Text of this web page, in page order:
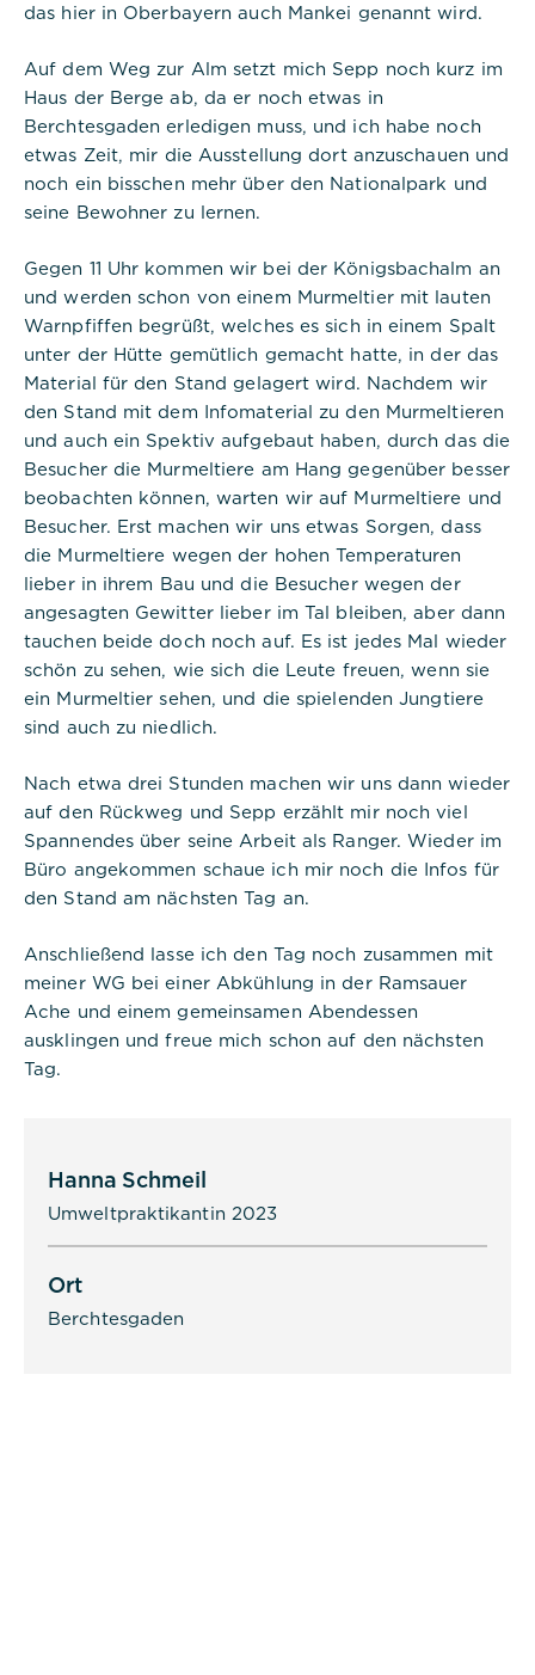
das hier in Oberbayern auch Mankei genannt wird.
Auf dem Weg zur Alm setzt mich Sepp noch kurz im
Haus der Berge ab, da er noch etwas in
Berchtesgaden erledigen muss, und ich habe noch
etwas Zeit, mir die Ausstellung dort anzuschauen und
noch ein bisschen mehr über den Nationalpark und
seine Bewohner zu lernen.
Gegen 11 Uhr kommen wir bei der Königsbachalm an
und werden schon von einem Murmeltier mit lauten
Warnpfiffen begrüßt, welches es sich in einem Spalt
unter der Hütte gemütlich gemacht hatte, in der das
Material für den Stand gelagert wird. Nachdem wir
den Stand mit dem Infomaterial zu den Murmeltieren
und auch ein Spektiv aufgebaut haben, durch das die
Besucher die Murmeltiere am Hang gegenüber besser
beobachten können, warten wir auf Murmeltiere und
Besucher. Erst machen wir uns etwas Sorgen, dass
die Murmeltiere wegen der hohen Temperaturen
lieber in ihrem Bau und die Besucher wegen der
angesagten Gewitter lieber im Tal bleiben, aber dann
tauchen beide doch noch auf. Es ist jedes Mal wieder
schön zu sehen, wie sich die Leute freuen, wenn sie
ein Murmeltier sehen, und die spielenden Jungtiere
sind auch zu niedlich.
Nach etwa drei Stunden machen wir uns dann wieder
auf den Rückweg und Sepp erzählt mir noch viel
Spannendes über seine Arbeit als Ranger. Wieder im
Büro angekommen schaue ich mir noch die Infos für
den Stand am nächsten Tag an.
Anschließend lasse ich den Tag noch zusammen mit
meiner WG bei einer Abkühlung in der Ramsauer
Ache und einem gemeinsamen Abendessen
ausklingen und freue mich schon auf den nächsten
Tag.
Hanna Schmeil
Umweltpraktikantin 2023
Ort
Berchtesgaden